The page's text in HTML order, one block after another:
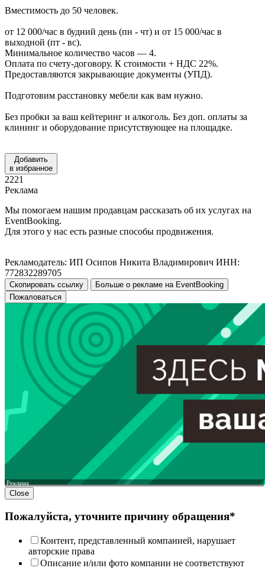
Вместимость до 50 человек.
от 12 000/час в будний день (пн - чт) и от 15 000/час в
выходной (пт - вс).
Минимальное количество часов — 4.
Оплата по счету-договору. К стоимости + НДС 22%.
Предоставляются закрывающие документы (УПД).
Подготовим расстановку мебели как вам нужно.
Без пробки за ваш кейтеринг и алкоголь. Без доп. оплаты за
клининг и оборудование присутствующее на площадке.
Добавить
в избранное
2221
Реклама
Мы помогаем нашим продавцам рассказать об их услугах на
EventBooking.
Для этого у нас есть разные способы продвижения.
Рекламодатель: ИП Осипов Никита Владимирович ИНН:
772832289705
Скопировать ссылку
Больше о рекламе на EventBooking
Пожаловаться
Реклама
Close
Пожалуйста, уточните причину обращения*
Контент, представленный компанией, нарушает
авторские права
Описание и/или фото компании не соответствуют